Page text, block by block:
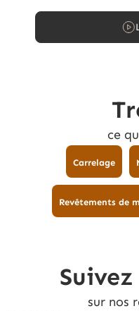
ce
Carrelage
Revêtements de
sur nos